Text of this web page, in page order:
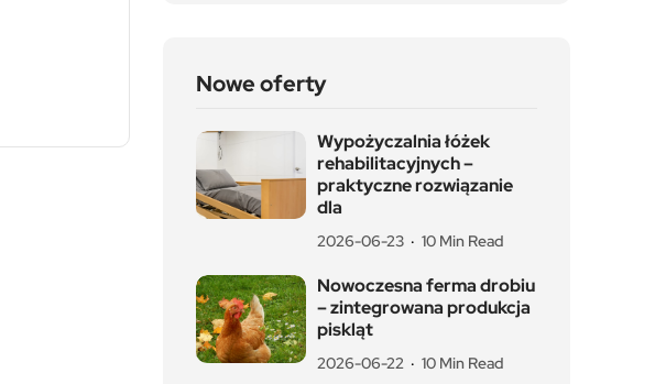
Nowe oferty
Wypożyczalnia łóżek
rehabilitacyjnych –
praktyczne rozwiązanie
dla
2026-06-23 10 Min Read
Nowoczesna ferma drobiu
– zintegrowana produkcja
piskląt
2026-06-22 10 Min Read